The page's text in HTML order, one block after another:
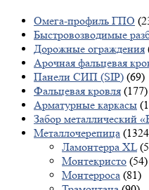
Омега-профиль ГПО
Быстровозводимые
Дорожные ограждения
Арочная фальцевая
Панели СИП (SIP) (69)
Фальцевая кровля (177)
Арматурные каркасы
Забор металлический
Металлочерепица
Ламонтерра XL
Монтекристо (54)
Монтерроса (81)